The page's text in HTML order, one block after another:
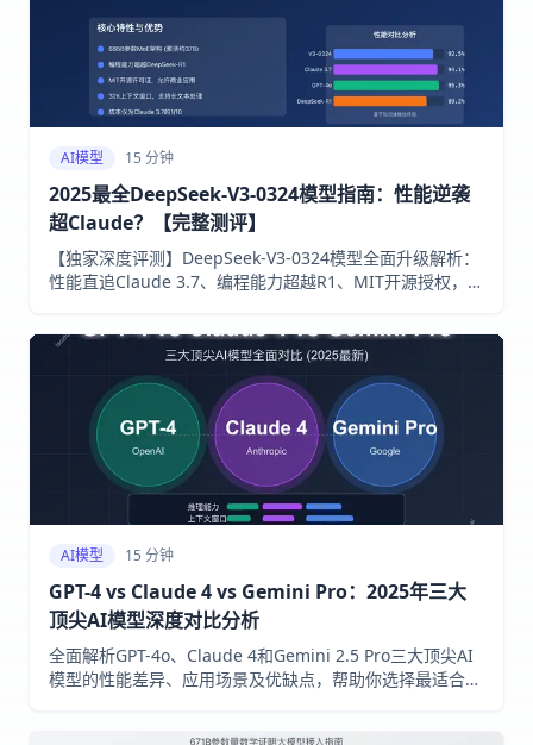
AI模型 15 分钟
2025最全DeepSeek-V3-0324模型指南：性能逆袭
超Claude？【完整测评】
【独家深度评测】DeepSeek-V3-0324模型全面升级解析：
性能直追Claude 3.7、编程能力超越R1、MIT开源授权，集
开源语言模型黑马！
AI模型 15 分钟
GPT-4 vs Claude 4 vs Gemini Pro：2025年三大
顶尖AI模型深度对比分析
全面解析GPT-4o、Claude 4和Gemini 2.5 Pro三大顶尖AI
模型的性能差异、应用场景及优缺点，帮助你选择最适合的